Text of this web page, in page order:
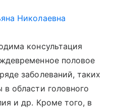
Николаевна
консультация
половое
заболеваний, таких
области головного
и др. Кроме того, в